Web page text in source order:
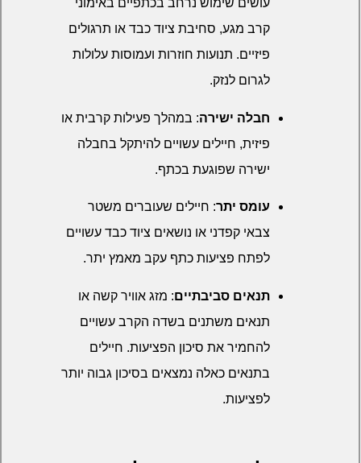
עושים שימוש נרחב בכתפיים באימוני
קרב מגע, סחיבת ציוד כבד או תרגולים
פיזיים. תנועות חוזרות ועמוסות עלולות
לגרום לנזק.
חבלה ישירה: במהלך פעילות קרבית או
פיזית, חיילים עשויים להיתקל בחבלה
ישירה שפוגעת בכתף.
עומס יתר: חיילים שעוברים משטר
צבאי קפדני או נושאים ציוד כבד עשויים
לפתח פציעות כתף עקב מאמץ יתר.
תנאים סביבתיים: מזג אוויר קשה או
תנאים משתנים בשדה הקרב עשויים
להחמיר את סיכון הפציעות. חיילים
בתנאים כאלה נמצאים בסיכון גבוה יותר
לפציעות.